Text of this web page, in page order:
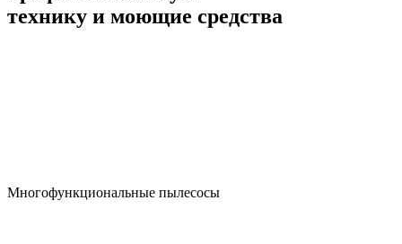
технику и моющие средства
Многофункциональные пылесосы